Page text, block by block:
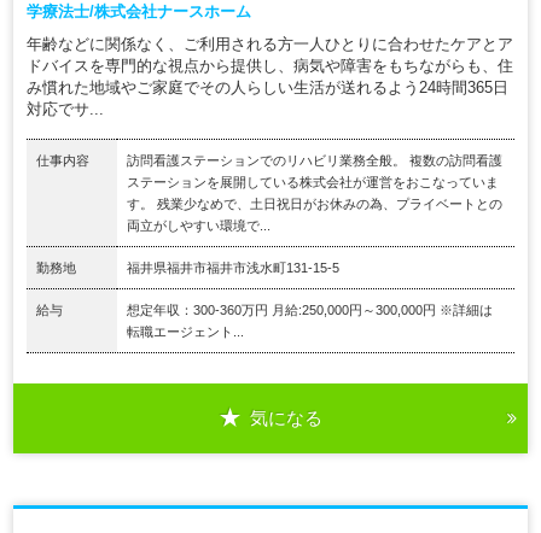
学療法士/株式会社ナースホーム
年齢などに関係なく、ご利用される方一人ひとりに合わせたケアとア
ドバイスを専門的な視点から提供し、病気や障害をもちながらも、住
み慣れた地域やご家庭でその人らしい生活が送れるよう24時間365日
対応でサ...
仕事内容
訪問看護ステーションでのリハビリ業務全般。 複数の訪問看護
ステーションを展開している株式会社が運営をおこなっていま
す。 残業少なめで、土日祝日がお休みの為、プライベートとの
両立がしやすい環境で...
勤務地 福井県福井市福井市浅水町131-15-5
給与
想定年収：300-360万円 月給:250,000円～300,000円 ※詳細は
転職エージェント...
気になる